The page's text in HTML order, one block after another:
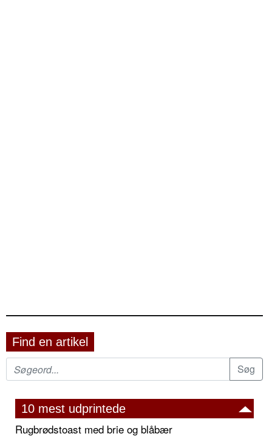
Find en artikel
10 mest udprintede
Rugbrødstoast med brie og blåbær